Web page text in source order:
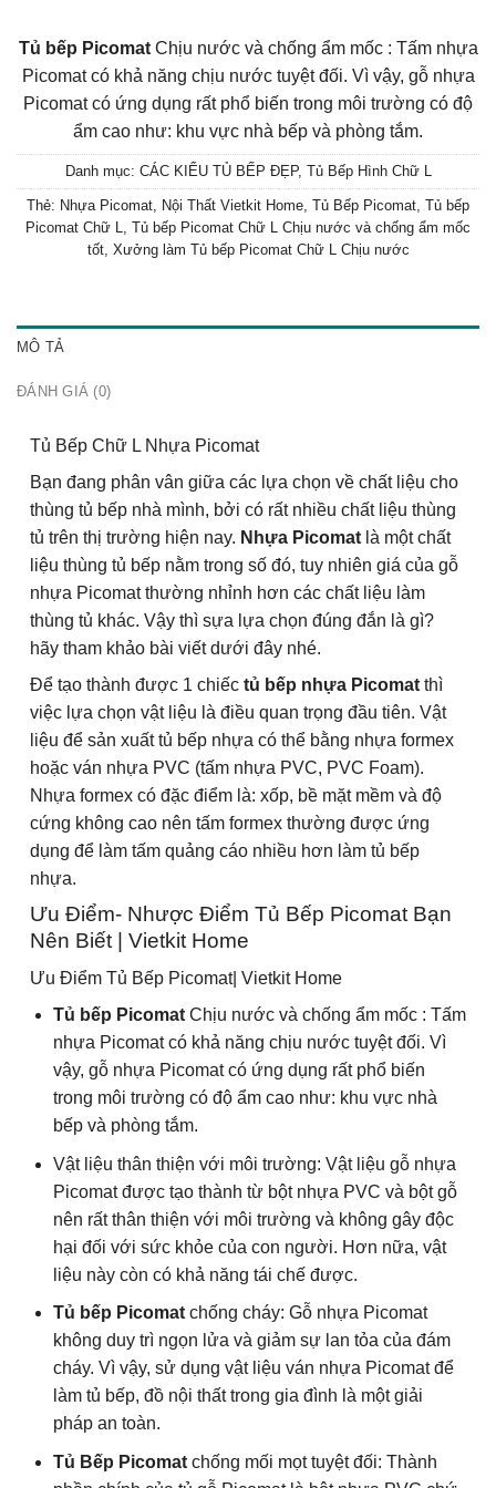
Tủ bếp PicomatChịu nước và chống ẩm mốc : Tấm nhựa
Picomat có khả năng chịu nước tuyệt đối. Vì vậy, gỗ nhựa
Picomat có ứng dụng rất phổ biến trong môi trường có độ
ẩm cao như: khu vực nhà bếp và phòng tắm.
Danh mục: CÁC KIỂU TỦ BẾP ĐẸP, Tủ Bếp Hình Chữ L
Thẻ: Nhựa Picomat Nội Thất Vietkit Home Tủ Bếp Picomat Tủ bếp
Picomat Chữ L
Tủ bếp Picomat Chữ L Chịu nước và chống ẩm mốc
tốt, Xưởng làm Tủ bếp Picomat Chữ L Chịu nước
MÔ TẢ
ĐÁNH GIÁ (0)
Tủ Bếp Chữ L Nhựa Picomat
Bạn đang phân vân giữa các lựa chọn về chất liệu cho
thùng tủ bếp nhà mình, bởi có rất nhiều chất liệu thùng
tủ trên thị trường hiện nay. Nhựa Picomat là một chất
liệu thùng tủ bếp nằm trong số đó, tuy nhiên giá của gỗ
nhựa Picomat thường nhỉnh hơn các chất liệu làm
thùng tủ khác. Vậy thì sựa lựa chọn đúng đắn là gì?
hãy tham khảo bài viết dưới đây nhé.
Để tạo thành được 1 chiếc tủ bếp nhựa Picomat thì
việc lựa chọn vật liệu là điều quan trọng đầu tiên. Vật
liệu để sản xuất tủ bếp nhựa có thể bằng nhựa formex
hoặc ván nhựa PVC (tấm nhựa PVC, PVC Foam).
Nhựa formex có đặc điểm là: xốp, bề mặt mềm và độ
cứng không cao nên tấm formex thường được ứng
dụng để làm tấm quảng cáo nhiều hơn làm tủ bếp
nhựa.
Ưu Điểm- Nhược Điểm Tủ Bếp Picomat Bạn
Nên Biết | Vietkit Home
Ưu Điểm Tủ Bếp Picomat| Vietkit Home
Tủ bếp PicomatChịu nước và chống ẩm mốc : Tấm
nhựa Picomat có khả năng chịu nước tuyệt đối. Vì
vậy, gỗ nhựa Picomat có ứng dụng rất phổ biến
trong môi trường có độ ẩm cao như: khu vực nhà
bếp và phòng tắm.
Vật liệu thân thiện với môi trường: Vật liệu gỗ nhựa
Picomat được tạo thành từ bột nhựa PVC và bột gỗ
nên rất thân thiện với môi trường và không gây độc
hại đối với sức khỏe của con người. Hơn nữa, vật
liệu này còn có khả năng tái chế được.
Tủ bếp Picomatchống cháy: Gỗ nhựa Picomat
không duy trì ngọn lửa và giảm sự lan tỏa của đám
cháy. Vì vậy, sử dụng vật liệu ván nhựa Picomat để
làm tủ bếp, đồ nội thất trong gia đình là một giải
pháp an toàn.
Tủ Bếp Picomatchống mối mọt tuyệt đối: Thành